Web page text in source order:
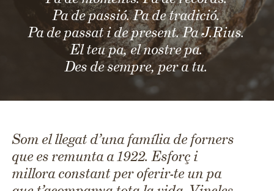
Pa de passió. Pa de tradició.
Pa de passat i de present. Pa J.Rius.
El teu pa, el nostre pa.
Des de sempre, per a tu.
Som el llegat d’una família de forners
que es remunta a 1922. Esforç i
millora constant per oferir-te un pa